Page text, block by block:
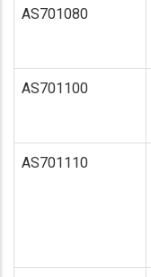
AS701080
AS701100
AS701110